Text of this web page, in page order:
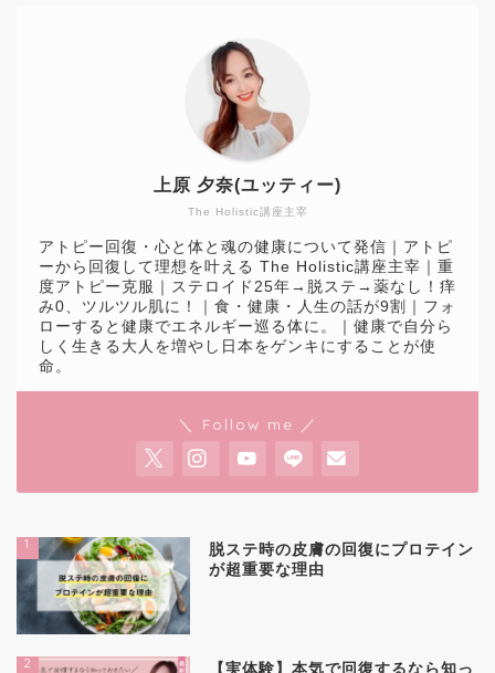
The Holistic講座主宰
上原 夕奈(ユッティー)
アトピー回復・心と体と魂の健康について発信｜アトピ
ーから回復して理想を叶える The Holistic講座主宰｜重
度アトピー克服｜ステロイド25年→脱ステ→薬なし！痒
み0、ツルツル肌に！｜食・健康・人生の話が9割｜フォ
ローすると健康でエネルギー巡る体に。｜健康で自分ら
しく生きる大人を増やし日本をゲンキにすることが使
命。
＼ Follow me ／
1
脱ステ時の皮膚の回復にプロテイン
が超重要な理由
2 【実体験】本気で回復するなら知っ